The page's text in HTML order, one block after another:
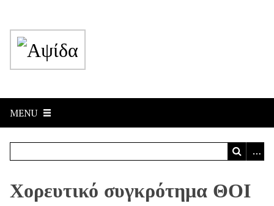
MENU
Χορευτικό συγκρότημα ΘΟΙ